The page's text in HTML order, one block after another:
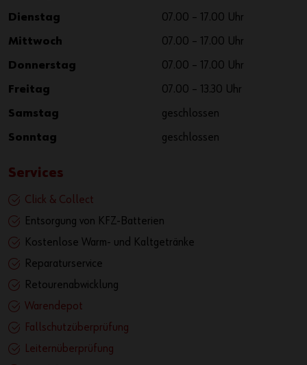
Dienstag 07.00 – 17.00 Uhr
Mittwoch 07.00 – 17.00 Uhr
Donnerstag 07.00 – 17.00 Uhr
Freitag 07.00 – 13.30 Uhr
Samstag geschlossen
Sonntag geschlossen
Services
Click & Collect
Entsorgung von KFZ-Batterien
Kostenlose Warm- und Kaltgetränke
Reparaturservice
Retourenabwicklung
Warendepot
Fallschutzüberprüfung
Leiternüberprüfung